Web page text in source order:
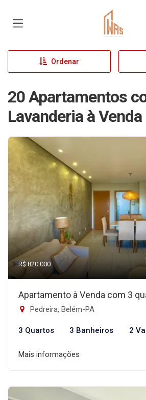
Página
Ordenar
20 Apartamentos
Lavanderia à Venda
R$ 820.000
Apartamento à Venda com 3
Pedreira, Belém-PA
3 Quartos 3 Banheiros 2
Mais informações